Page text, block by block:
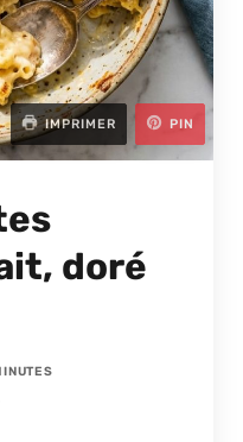
IMPRIMER PIN
doré